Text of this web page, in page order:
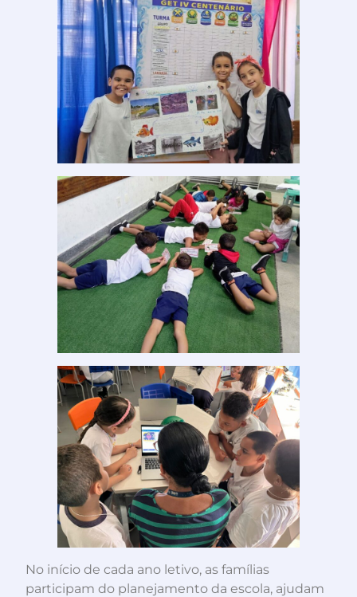
No início de cada ano letivo, as famílias
participam do planejamento da escola, ajudam